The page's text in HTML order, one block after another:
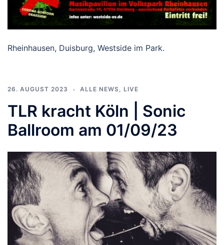
Rheinhausen, Duisburg, Westside im Park.
26. AUGUST 2023 ALLE NEWS LIVE
TLR kracht Köln | Sonic
Ballroom am 01/09/23